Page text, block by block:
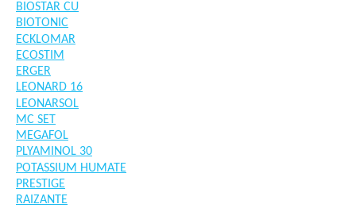
BIOSTAR CU
BIOTONIC
ECKLOMAR
ECOSTIM
ERGER
LEONARD 16
LEONARSOL
MC SET
MEGAFOL
PLYAMINOL 30
POTASSIUM HUMATE
PRESTIGE
RAIZANTE